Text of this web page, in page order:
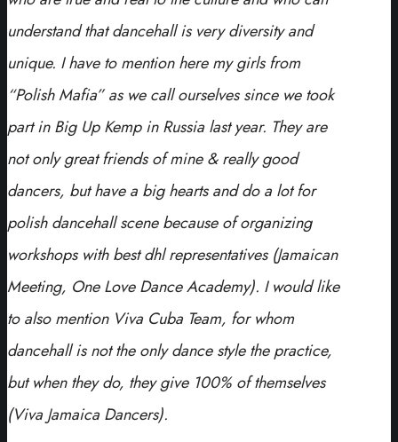
understand that dancehall is very diversity and
unique. I have to mention here my girls from
“Polish Mafia” as we call ourselves since we took
part in Big Up Kemp in Russia last year. They are
not only great friends of mine & really good
dancers, but have a big hearts and do a lot for
polish dancehall scene because of organizing
workshops with best dhl representatives (Jamaican
Meeting, One Love Dance Academy). I would like
to also mention Viva Cuba Team, for whom
dancehall is not the only dance style the practice,
but when they do, they give 100% of themselves
(Viva Jamaica Dancers).